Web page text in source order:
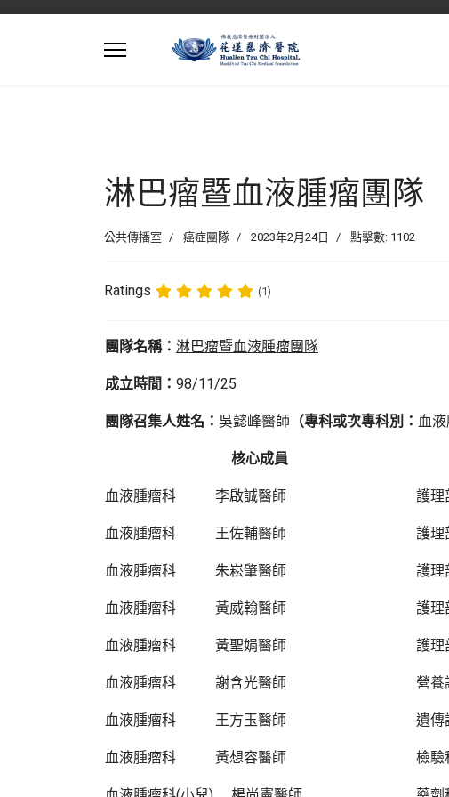
淋巴瘤暨血液腫瘤團隊
公共傳播室 癌症團隊 2023年2月24日 點擊數: 1102
Ratings (1)
團隊名稱： 淋巴瘤暨血液腫瘤團隊
成立時間： 98/11/25
團隊召集人姓名： 吳懿峰醫師 （專科或次專科別： 血
核心成員
血液腫瘤科 李啟誠醫師 護
血液腫瘤科 王佐輔醫師 護
血液腫瘤科 朱崧肇醫師 護
血液腫瘤科 黃威翰醫師 護
血液腫瘤科 黃聖娟醫師 護
血液腫瘤科 謝含光醫師 營養
血液腫瘤科 王方玉醫師 遺傳
血液腫瘤科 黃想容醫師 檢驗